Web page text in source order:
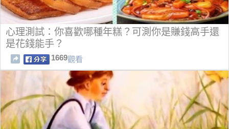
心理測試：你喜歡哪種年糕？可測你是賺錢高手還
是花錢能手？
1669觀看